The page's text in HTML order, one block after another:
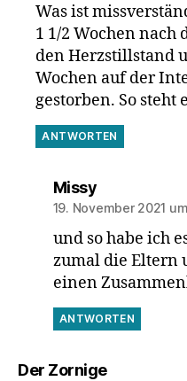
Was ist
1 1/2 Wochen nach
den Herzstillstand
Wochen auf der
gestorben. So steht
ANTWORTEN
Missysagt:
19. November 2021
und so habe ich
zumal die Eltern
einen
ANTWORTEN
Der Zornigesagt: